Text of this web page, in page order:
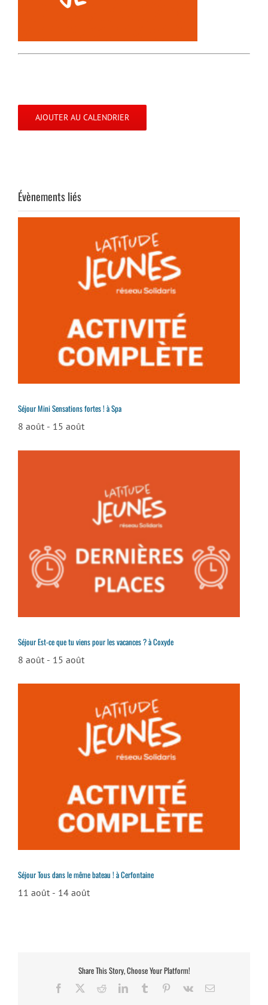
AJOUTER AU CALENDRIER
Évènements liés
Séjour Mini Sensations fortes ! à Spa
8 août - 15 août
Séjour Est-ce que tu viens pour les vacances ? à Coxyde
8 août - 15 août
Séjour Tous dans le même bateau ! à Cerfontaine
11 août - 14 août
Share This Story, Choose Your Platform!
Facebook RedditLinkedInTumblr Pinterest
Vk Email